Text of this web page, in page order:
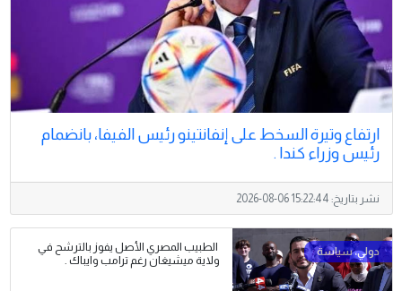
ارتفاع وتيرة السخط على إنفانتينو رئيس الفيفا، بانضمام
رئيس وزراء كندا .
نشر بتاريخ: 2026-08-06 15:22:44
الطبيب المصري الأصل يفوز بالترشح في
ولاية ميشيغان رغم ترامب وايباك .